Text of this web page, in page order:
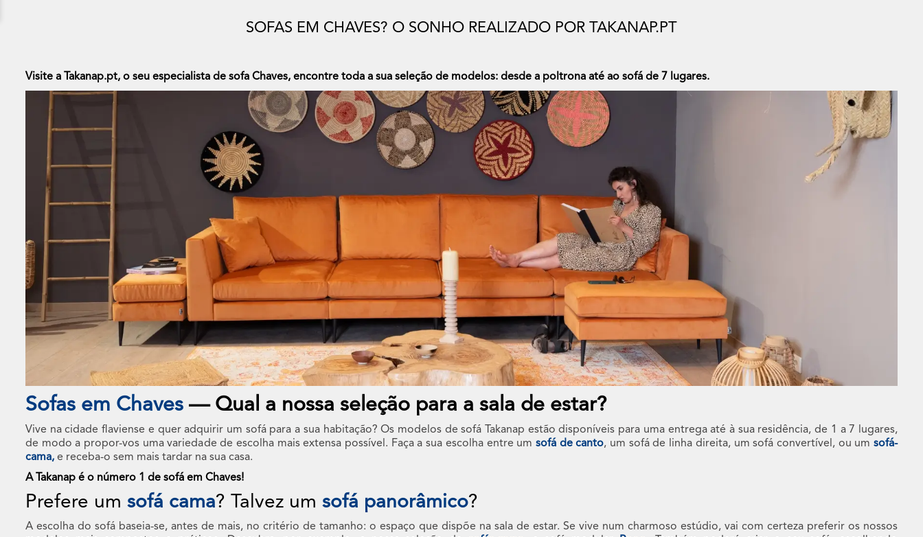
SOFAS EM CHAVES? O SONHO REALIZADO POR TAKANAP.PT
Visite a Takanap.pt, o seu especialista de sofa Chaves, encontre toda a sua seleção de modelos: desde a poltrona até ao sofá de 7 lugares.
Sofas em Chaves — Qual a nossa seleção para a sala de estar?
Vive na cidade flaviense e quer adquirir um sofá para a sua habitação? Os modelos de sofá Takanap estão disponíveis para uma entrega até à sua residência, de 1 a 7 lugares,
de modo a propor-vos uma variedade de escolha mais extensa possível. Faça a sua escolha entre um sofá de canto, um sofá de linha direita, um sofá convertível, ou umsofá-
cama, e receba-o sem mais tardar na sua casa.
A Takanap é o número 1 de sofá em Chaves!
Prefere um sofá cama? Talvez um sofá panorâmico?
A escolha do sofá baseia-se, antes de mais, no critério de tamanho: o espaço que dispõe na sala de estar. Se vive num charmoso estúdio, vai com certeza preferir os nossos